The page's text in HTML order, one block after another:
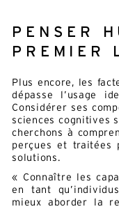
PENSER
PREMIER
Plus encore, les
dépasse l’usage
Considérer ses
sciences cognitives
cherchons à
perçues et traitées
solutions.
« Connaître les
en tant
mieux aborder la
En soumettant
PolicyetConditions